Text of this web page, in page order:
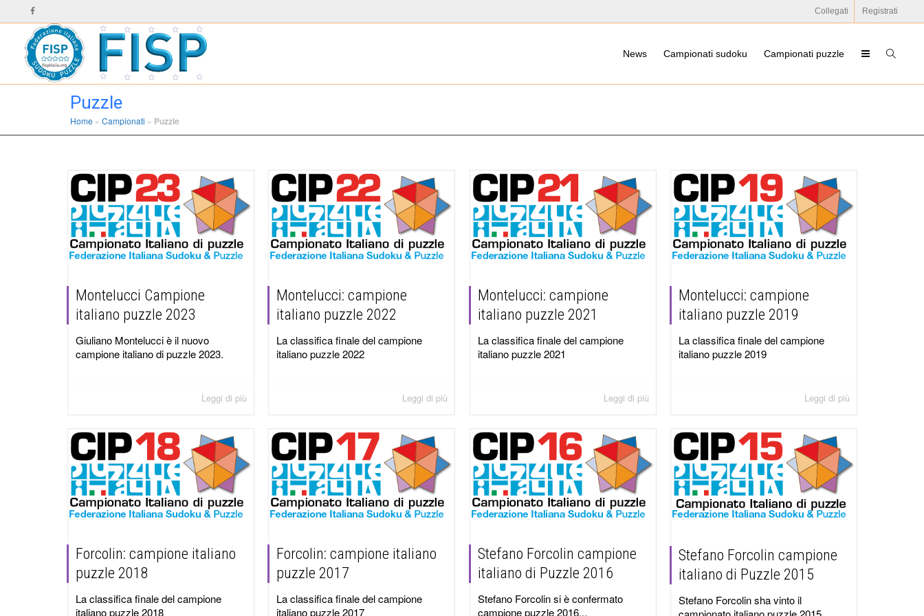
Collegati Registrati
News Campionati sudoku Campionati puzzle
Puzzle
Home » Campionati » Puzzle
Montelucci Campione
italiano puzzle 2023
Giuliano Montelucci è il nuovo
campione italiano di puzzle 2023.
Leggi di più
Montelucci: campione
italiano puzzle 2022
La classifica finale del campione
italiano puzzle 2022
Leggi di più
Montelucci: campione
italiano puzzle 2021
La classifica finale del campione
italiano puzzle 2021
Leggi di più
Montelucci: campione
italiano puzzle 2019
La classifica finale del campione
italiano puzzle 2019
Leggi di più
Forcolin: campione italiano
puzzle 2018
La classifica finale del campione
italiano puzzle 2018
Forcolin: campione italiano
puzzle 2017
La classifica finale del campione
italiano puzzle 2017
Stefano Forcolin campione
italiano di Puzzle 2016
Stefano Forcolin si è confermato
campione puzzle 2016...
Stefano Forcolin campione
italiano di Puzzle 2015
Stefano Forcolin sha vinto il